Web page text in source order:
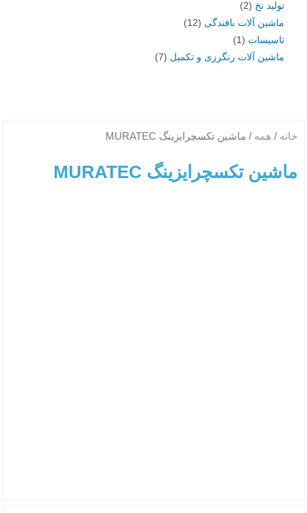
تولید نخ
2
ماشین آلات بافندگی
12
تاسیسات
1
ماشین آلات رنگرزی و تکمیل
7
خانه / همه / ماشین تکسچرایزینگ MURATEC
ماشین تکسچرایزینگ MURATEC